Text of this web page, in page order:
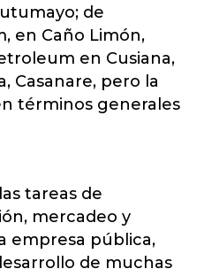
de
en Caño Limón,
en Cusiana,
Casanare, pero la
términos generales
tareas de
mercadeo y
empresa pública,
de muchas